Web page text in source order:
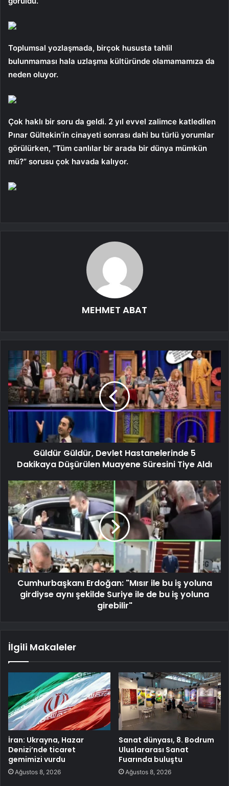
Toplumsal yozlaşmada, birçok hususta tahlil
bulunmaması hala uzlaşma kültüründe olamamamıza da
neden oluyor.
Çok haklı bir soru da geldi. 2 yıl evvel zalimce katledilen
Pınar Gültekin’in cinayeti sonrası dahi bu türlü yorumlar
görülürken, “Tüm canlılar bir arada bir dünya mümkün
mü?” sorusu çok havada kalıyor.
MEHMET ABAT
Güldür Güldür, Devlet Hastanelerinde 5
Dakikaya Düşürülen Muayene Süresini Tiye Aldı
Cumhurbaşkanı Erdoğan: "Mısır ile bu iş yoluna
girdiyse aynı şekilde Suriye ile de bu iş yoluna
girebilir"
İlgili Makaleler
İran: Ukrayna, Hazar
Denizi’nde ticaret
gemimizi vurdu
Ağustos 8, 2026
Sanat dünyası, 8. Bodrum
Uluslararası Sanat
Fuarında buluştu
Ağustos 8, 2026